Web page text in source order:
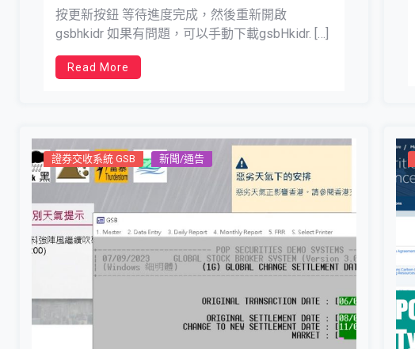
按更新按鈕 等待進度完成，然後重新開啟
gsbhkidr 如果有問題，可以手動下載gsbHkidr. […]
Read More
證券交收系統 GSB 新聞/通告